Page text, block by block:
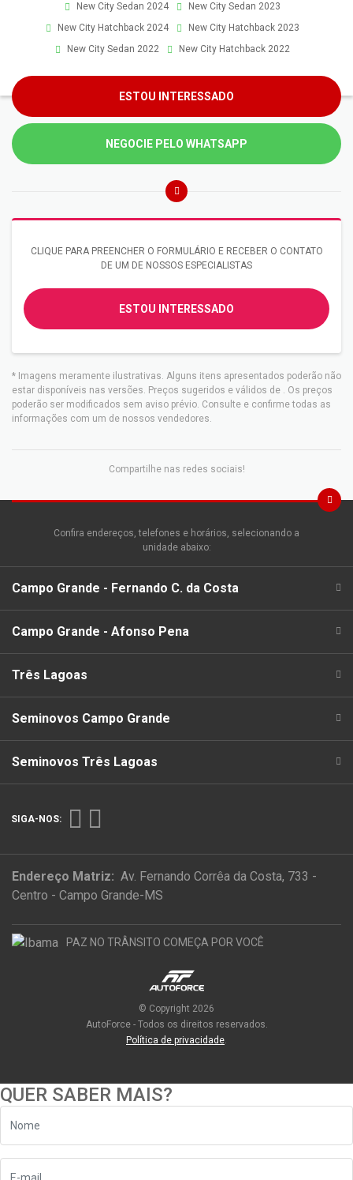
New City Sedan 2024
New City Sedan 2023
New City Hatchback 2024
New City Hatchback 2023
New City Sedan 2022
New City Hatchback 2022
ESTOU INTERESSADO
NEGOCIE PELO WHATSAPP
CLIQUE PARA PREENCHER O FORMULÁRIO E RECEBER O CONTATO
DE UM DE NOSSOS ESPECIALISTAS
ESTOU INTERESSADO
* Imagens meramente ilustrativas. Alguns itens apresentados poderão não
estar disponíveis nas versões. Preços sugeridos e válidos de . Os preços
poderão ser modificados sem aviso prévio. Consulte e confirme todas as
informações com um de nossos vendedores.
Compartilhe nas redes sociais!
Confira endereços, telefones e horários, selecionando a
unidade abaixo:
Campo Grande - Fernando C. da Costa
Campo Grande - Afonso Pena
Três Lagoas
Seminovos Campo Grande
Seminovos Três Lagoas
SIGA-NOS:
Endereço Matriz: Av. Fernando Corrêa da Costa, 733 -
Centro - Campo Grande-MS
PAZ NO TRÂNSITO COMEÇA POR VOCÊ
© Copyright 2026
AutoForce - Todos os direitos reservados.
Política de privacidade.
QUER SABER MAIS?